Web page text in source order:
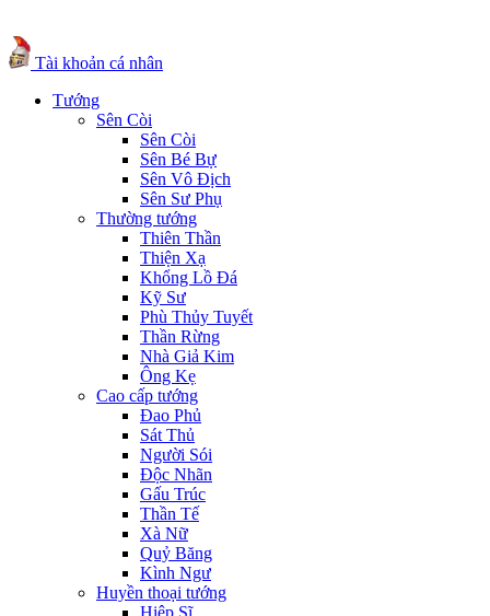
Tài khoản cá nhân
Tướng
Sên Còi
Sên Còi
Sên Bé Bự
Sên Vô Địch
Sên Sư Phụ
Thường tướng
Thiên Thần
Thiện Xạ
Khổng Lồ Đá
Kỹ Sư
Phù Thủy Tuyết
Thần Rừng
Nhà Giả Kim
Ông Kẹ
Cao cấp tướng
Đao Phủ
Sát Thủ
Người Sói
Độc Nhãn
Gấu Trúc
Thần Tế
Xà Nữ
Quỷ Băng
Kình Ngư
Huyền thoại tướng